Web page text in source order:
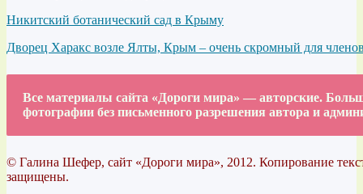
Никитский ботанический сад в Крыму
Дворец Харакс возле Ялты, Крым – очень скромный для
Все материалы сайта «Дороги мира» — авторские.
фотографии без письменного разрешения автора и
© Галина Шефер, сайт «Дороги мира», 2012. Копирование
защищены.